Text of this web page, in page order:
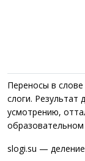
Переносы в
слоги.
усмотрению,
slogi.su —